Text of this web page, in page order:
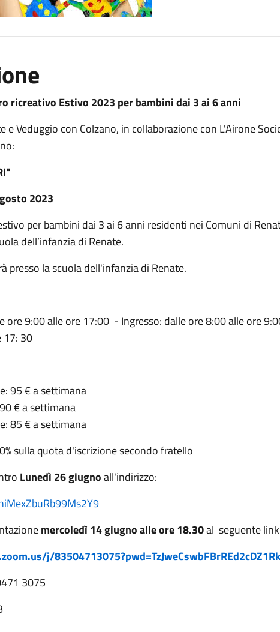
ricreativo Estivo 2023 per bambini dai 3 ai 6 anni
e Veduggio con Colzano, in collaborazione con L'Airone
2023
per bambini dai 3 ai 6 anni residenti nei Comuni di
dell’infanzia di Renate.
presso la scuola dell'infanzia di Renate.
ore 9:00 alle ore 17:00 - Ingresso: dalle ore 8:00 alle ore
17: 30
95 € a settimana
€ a settimana
85 € a settimana
sulla quota d'iscrizione secondo fratello
Lunedì 26 giugnoall'indirizzo:
mercoledì 14 giugno alle ore 18.30al seguente
j/
3075